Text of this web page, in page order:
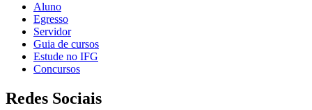
Aluno
Egresso
Servidor
Guia de cursos
Estude no IFG
Concursos
Redes Sociais